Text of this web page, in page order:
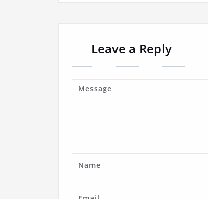
Leave a Reply